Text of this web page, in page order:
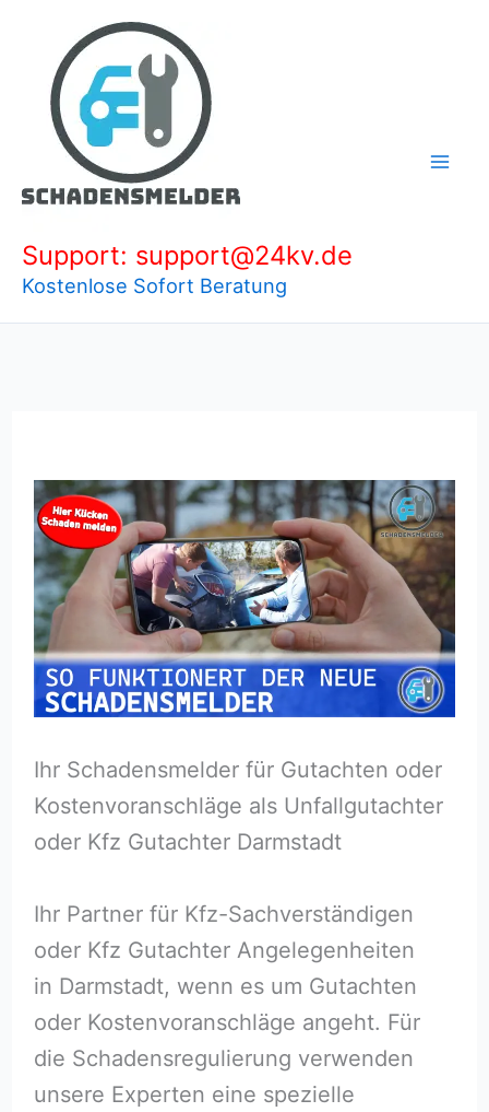
springen
Support: support@24kv.de
Kostenlose Sofort Beratung
Ihr Schadensmelder für Gutachten oder
Kostenvoranschläge als Unfallgutachter
oder Kfz Gutachter Darmstadt
Ihr Partner für Kfz-Sachverständigen
oder Kfz Gutachter Angelegenheiten
in Darmstadt, wenn es um Gutachten
oder Kostenvoranschläge angeht. Für
die Schadensregulierung verwenden
unsere Experten eine spezielle